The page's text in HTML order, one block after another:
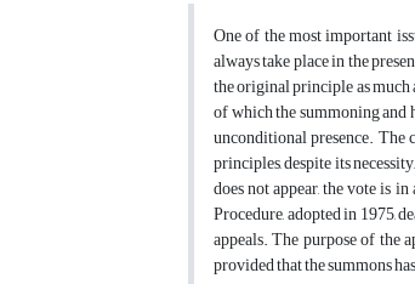
One of the most important
always take place in the
the original principle as
of which the summoning and
unconditional presence.
principles, despite its
does not appear, the vote is
Procedure, adopted in 1975,
appeals. The purpose of the
provided that the summons